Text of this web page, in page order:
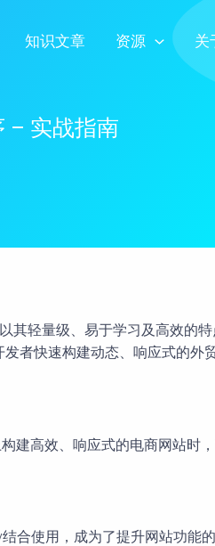
知识文章 资源 关
– 实战指南
其轻量级、易于学习及高效的
者快速构建动态、响应式的外
建高效、响应式的电商网站时
合使用，成为了提升网站功能的